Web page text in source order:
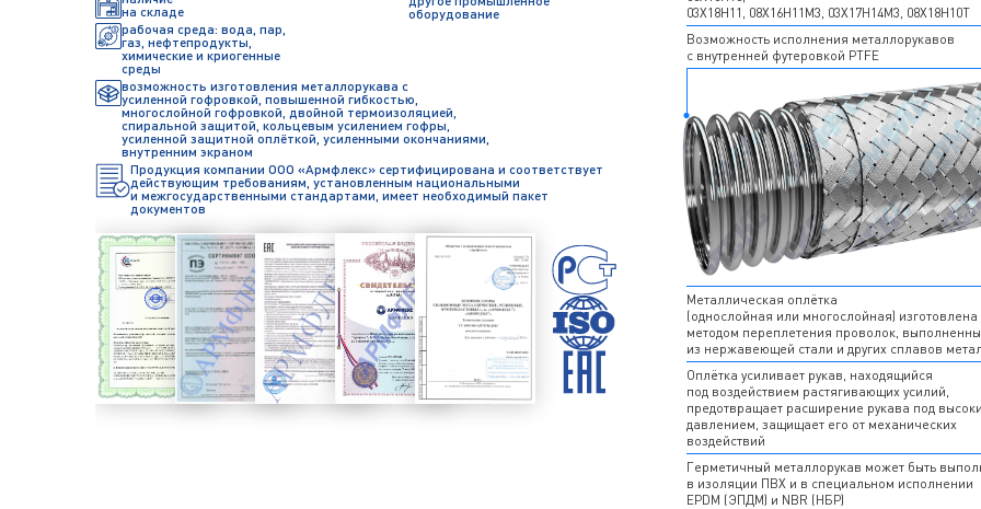
на складе
рабочая среда: вода, пар,
газ, нефтепродукты,
химические и криогенные
среды
возможность изготовления металлорукава с
усиленной гофровкой, повышенной гибкостью,
многослойной гофровкой, двойной термоизоляцией,
спиральной защитой, кольцевым усилением гофры,
усиленной защитной оплёткой, усиленными окончаниями,
внутренним экраном
Продукция компании ООО «Армфлекс» сертифицирована и соответствует
действующим требованиям, установленным национальными
и межгосударственными стандартами, имеет необходимый пакет
документов
оборудование
03Х18Н11, 08Х16Н11М3, 03Х17Н14М3, 08Х18Н10Т
Возможность исполнения металлорукавов
с внутренней футеровкой PTFE
Металлическая оплётка
(однослойная или многослойная) изготовлена
методом переплетения проволок,
из нержавеющей стали и других сплавов
Оплётка усиливает рукав, находящийся
под воздействием растягивающих усилий,
предотвращает расширение рукава под
давлением, защищает его от механических
воздействий
Герметичный металлорукав может быть
в изоляции ПВХ и в специальном исполнении
EPDM (ЭПДМ) и NBR (НБР)